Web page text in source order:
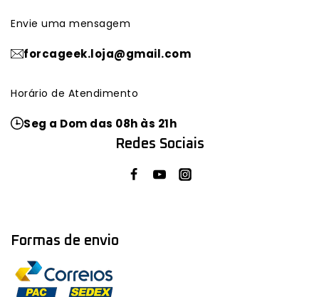
Envie uma mensagem
forcageek.loja@gmail.com
Horário de Atendimento
Seg a Dom das 08h às 21h
Redes Sociais
Formas de envio